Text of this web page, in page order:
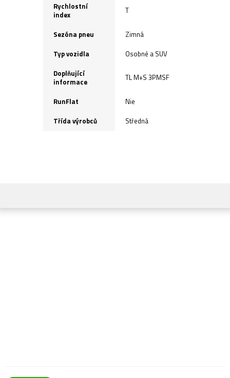
Rychlostní
index
T
Sezóna pneu
Zimná
Typ vozidla
Osobné a SUV
Doplňující
informace
TL M+S 3PMSF
RunFlat
Nie
Třída výrobců
Středná